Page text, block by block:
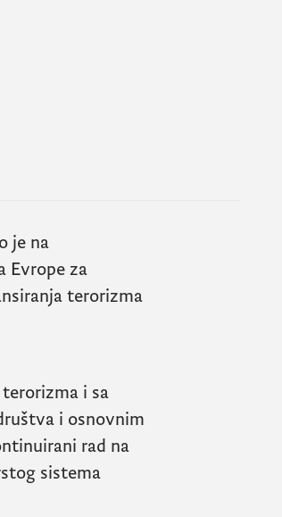
je na
Evrope za
terorizma
i sa
i osnovnim
rad na
sistema